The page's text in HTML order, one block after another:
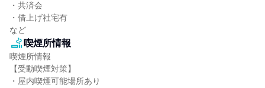
・共済会
・借上げ社宅有
など
喫煙所情報
喫煙所情報
【受動喫煙対策】
・屋内喫煙可能場所あり